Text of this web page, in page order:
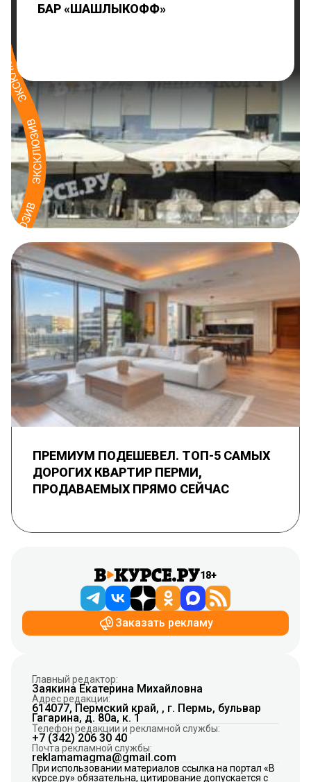
БАР «ШАШЛЫКОФФ»
ПРЕМИУМ ПОДЕШЕВЕЛ. ТОП-5 САМЫХ
ДОРОГИХ КВАРТИР ПЕРМИ,
ПРОДАВАЕМЫХ ПРЯМО СЕЙЧАС
18+
Заказать рекламу
Главный редактор:
Заякина Екатерина Михайловна
Адрес редакции:
614077, Пермский край, , г. Пермь, бульвар
Гагарина, д. 80а, к. 1
Телефон редакции и рекламной службы:
+7 (342) 206 30 40
Почта рекламной службы:
reklamamagma@gmail.com
При использовании материалов ссылка на портал «В
курсе.ру» обязательна, цитирование допускается с